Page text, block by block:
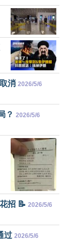
消 2026/5/6
？ 2026/5/6
招 📝 2026/5/6
过 2026/5/6